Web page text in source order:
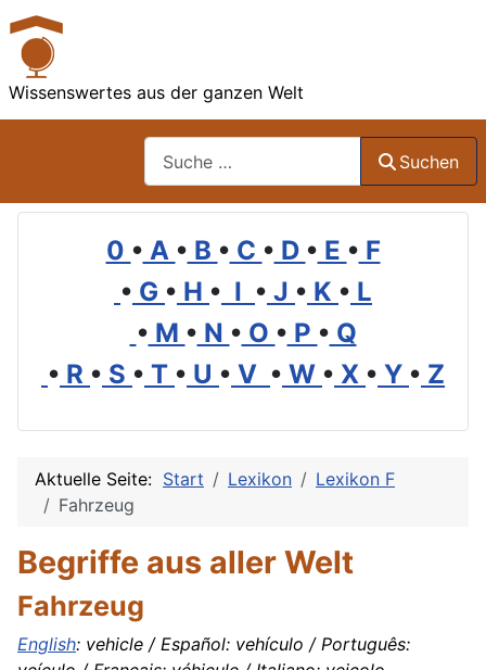
Wissenswertes aus der ganzen Welt
Suchen
0 • A • B • C • D • E • F
• G • H • I • J • K • L
• M • N • O • P • Q
• R • S • T • U • V • W • X • Y • Z
Aktuelle Seite: Start Lexikon
Lexikon F
Fahrzeug
Begriffe aus aller Welt
Fahrzeug
English: vehicle / Español: vehículo / Português: